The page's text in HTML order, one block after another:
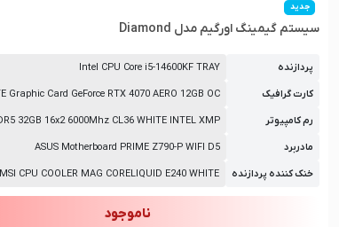
جدید
سیستم گیمینگ اورگیم مدل Diamond
پردازنده Intel CPU Core i5-14600KF TRAY
کارت گرافیک Graphic Card GeForce RTX 4070 AERO 12GB OC
رم کامپیوتر 32GB 16x2 6000Mhz CL36 WHITE INTEL XMP
مادربرد ASUS Motherboard PRIME Z790-P WIFI D5
خنک کننده پردازنده MSI CPU COOLER MAG CORELIQUID E240 WHITE
ناموجود